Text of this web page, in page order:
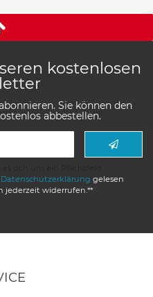
kostenlosen
Sie können den
abbestellen.
Daten­schutz­erklärung gelesen
jederzeit widerrufen.**